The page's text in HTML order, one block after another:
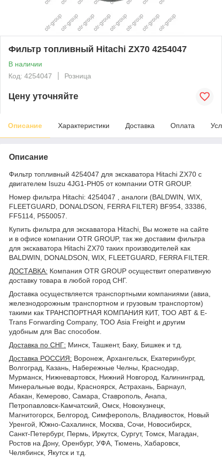
Фильтр топливный Hitachi ZX70 4254047
В наличии
Код: 4254047
Розница
Цену уточняйте
Описание Характеристики Доставка Оплата
Описание
Фильтр топливный 4254047 для экскаватора Hitachi ZX70 с
двигателем Isuzu 4JG1-PH05 от компании OTR GROUP.
Номер фильтра Hitachi: 4254047 , аналоги (BALDWIN, WIX,
FLEETGUARD, DONALDSON, FERRA FILTER) BF954, 33386,
FF5114, P550057.
Купить фильтра для экскаватора Hitachi, Вы можете на сайте
и в офисе компании OTR GROUP, так же доставим фильтра
для экскаватора Hitachi ZX70 таких производителей как
BALDWIN, DONALDSON, WIX, FLEETGUARD, FERRA FILTER.
ДОСТАВКА: Компания OTR GROUP осуществит оперативную
доставку товара в любой город СНГ.
Доставка осуществляется транспортными компаниями (авиа,
железнодорожным транспортном и грузовым транспортом)
такими как ТРАНСПОРТНАЯ КОМПАНИЯ КИТ, ТОО ABT & E-
Trans Forwarding Company, ТОО Asia Freight и другим
удобным для Вас способом.
Доставка по СНГ: Минск, Ташкент, Баку, Бишкек и т.д.
Доставка РОССИЯ: Воронеж, Архангельск, Екатеринбург,
Волгоград, Казань, Набережные Челны, Краснодар,
Мурманск, Нижневартовск, Нижний Новгород, Калининград,
Минеральные воды, Красноярск, Астрахань, Барнаул,
Абакан, Кемерово, Самара, Ставрополь, Анапа,
Петропавловск-Камчатский, Омск, Новокузнецк,
Магнитогорск, Белгород, Симферополь, Владивосток, Новый
Уренгой, Южно-Сахалинск, Москва, Сочи, Новосибирск,
Санкт-Петербург, Пермь, Иркутск, Сургут, Томск, Магадан,
Ростов на Дону, Оренбург, УФА, Тюмень, Хабаровск,
Челябинск, Якутск и т.д.